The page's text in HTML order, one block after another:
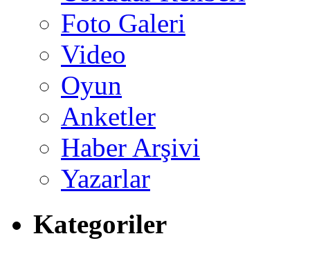
Foto Galeri
Video
Oyun
Anketler
Haber Arşivi
Yazarlar
Kategoriler